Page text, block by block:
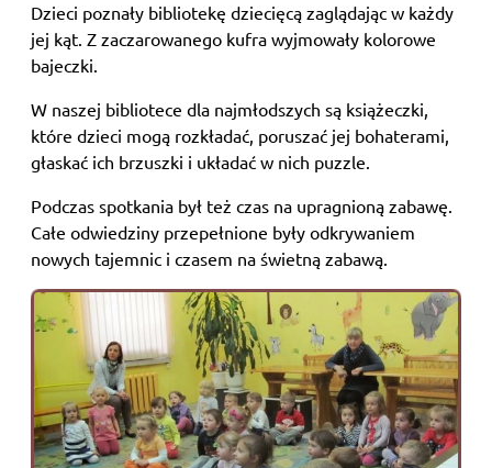
Dzieci poznały bibliotekę dziecięcą zaglądając w każdy
jej kąt. Z zaczarowanego kufra wyjmowały kolorowe
bajeczki.
W naszej bibliotece dla najmłodszych są książeczki,
które dzieci mogą rozkładać, poruszać jej bohaterami,
głaskać ich brzuszki i układać w nich puzzle.
Podczas spotkania był też czas na upragnioną zabawę.
Całe odwiedziny przepełnione były odkrywaniem
nowych tajemnic i czasem na świetną zabawą.